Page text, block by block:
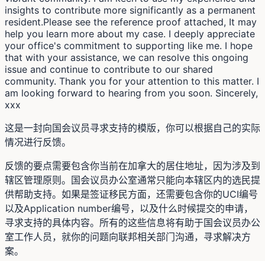
insights to contribute more significantly as a permanent
resident.Please see the reference proof attached, It may
help you learn more about my case. I deeply appreciate
your office's commitment to supporting like me. I hope
that with your assistance, we can resolve this ongoing
issue and continue to contribute to our shared
community. Thank you for your attention to this matter. I
am looking forward to hearing from you soon. Sincerely,
xxx
这是一封向国会议员寻求支持的模版，你可以根据自己的实际
情况进行反馈。
反馈的要点需要包含你当前在加拿大的居住地址，因为涉及到
辖区管理原则。国会议员办公室通常只能向本辖区内的选民提
供帮助支持。如果是签证移民方面，还需要包含你的UCI编号
以及Application number编号，以及什么时候提交的申请，
寻求支持的具体内容。所有的这些信息将有助于国会议员办公
室工作人员，就你的问题向联邦相关部门沟通，寻求解决方
案。